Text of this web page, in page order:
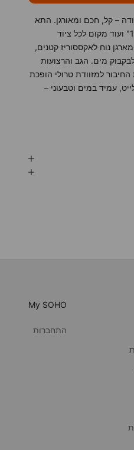
– קל, חכם ומאורגן. התא
הראשי כולל שרוול מרופד למחשב נייד עד 15.6" ועוד מקום לכל ציוד
נוח לאקססוריז קטנים,
מים. הגב והרצועות
למזוודת טרולי הופכת
עמיד במים וטבעוני –
My SOHO
התחברות